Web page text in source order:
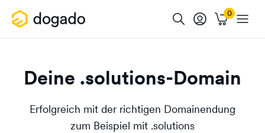
Deine .solutions-Domain
Erfolgreich mit der richtigen Domainendung
zum Beispiel mit .solutions